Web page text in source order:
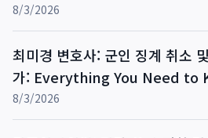
8/3/2026
최미경 변호사: 군인 징계 취소
가: Everything You Need to
8/3/2026